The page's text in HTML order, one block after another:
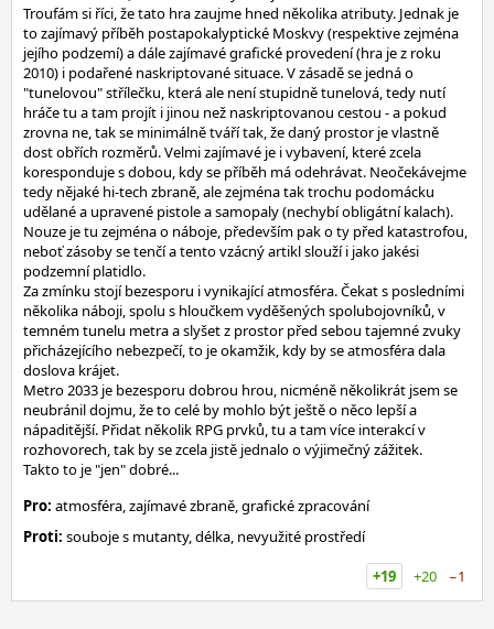
Troufám si říci, že tato hra zaujme hned několika atributy. Jednak je
to zajímavý příběh postapokalyptické Moskvy (respektive zejména
jejího podzemí) a dále zajímavé grafické provedení (hra je z roku
2010) i podařené naskriptované situace. V zásadě se jedná o
"tunelovou" střílečku, která ale není stupidně tunelová, tedy nutí
hráče tu a tam projít i jinou než naskriptovanou cestou - a pokud
zrovna ne, tak se minimálně tváří tak, že daný prostor je vlastně
dost obřích rozměrů. Velmi zajímavé je i vybavení, které zcela
koresponduje s dobou, kdy se příběh má odehrávat. Neočekávejme
tedy nějaké hi-tech zbraně, ale zejména tak trochu podomácku
udělané a upravené pistole a samopaly (nechybí obligátní kalach).
Nouze je tu zejména o náboje, především pak o ty před katastrofou,
neboť zásoby se tenčí a tento vzácný artikl slouží i jako jakési
podzemní platidlo.
Za zmínku stojí bezesporu i vynikající atmosféra. Čekat s posledními
několika náboji, spolu s hloučkem vyděšených spolubojovníků, v
temném tunelu metra a slyšet z prostor před sebou tajemné zvuky
přicházejícího nebezpečí, to je okamžik, kdy by se atmosféra dala
doslova krájet.
Metro 2033 je bezesporu dobrou hrou, nicméně několikrát jsem se
neubránil dojmu, že to celé by mohlo být ještě o něco lepší a
nápaditější. Přidat několik RPG prvků, tu a tam více interakcí v
rozhovorech, tak by se zcela jistě jednalo o výjimečný zážitek.
Takto to je "jen" dobré...
Pro: atmosféra, zajímavé zbraně, grafické zpracování
Proti: souboje s mutanty, délka, nevyužité prostředí
+19
+20 −1